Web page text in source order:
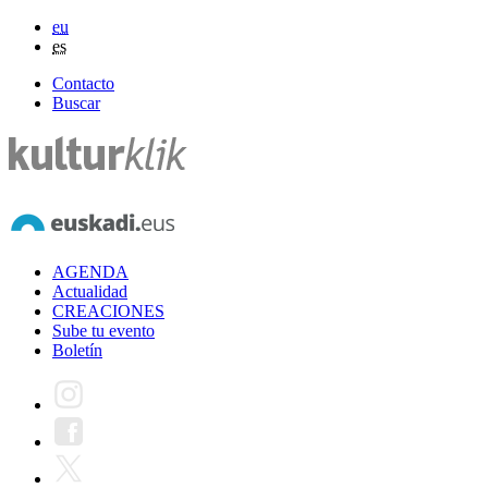
eu
es
Contacto
Buscar
AGENDA
Actualidad
CREACIONES
Sube tu evento
Boletín